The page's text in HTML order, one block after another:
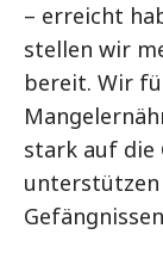
– erreicht
stellen wir
bereit. Wir
stark auf die